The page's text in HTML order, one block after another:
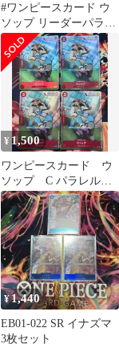
#ワンピースカード ウ
ソップ リーダーパラレ
ル OP10
¥ 1,500
ワンピースカード ウ
ソップ C パラレル 4
枚セット ST21-002
¥1,440
EB01-022 SR イナズマ
3枚セット